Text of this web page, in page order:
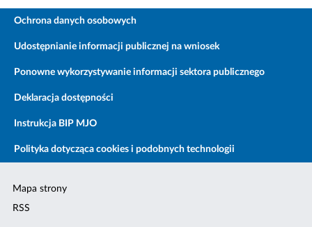
Ochrona danych osobowych
Udostępnianie informacji publicznej na wniosek
Ponowne wykorzystywanie informacji sektora publicznego
Deklaracja dostępności
Instrukcja BIP MJO
Polityka dotycząca cookies i podobnych technologii
Mapa strony
RSS